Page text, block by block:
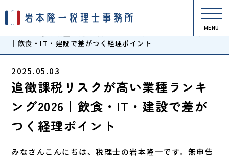
MENU
追徴課税リスクが高い業種ランキング2026
｜飲食・IT・建設で差がつく経理ポイント
2025.05.03
追徴課税リスクが高い業種ランキ
ング2026｜飲食・IT・建設で差が
つく経理ポイント
みなさんこんにちは、税理士の岩本隆一です。無申告